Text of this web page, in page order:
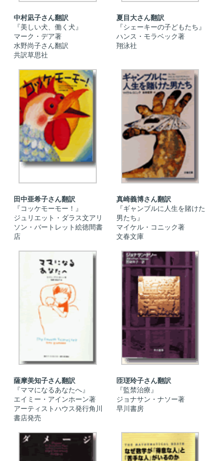
中村凪子さん翻訳
『美しい犬、働く犬』
マーク・デア著
水野尚子さん翻訳
共訳草思社
夏目大さん翻訳
『シェーキーの子どもたち』
ハンス・モラベック著
翔泳社
田中亜希子さん翻訳
『コッケモーモー！』
ジュリエット・ダラス文アリ
ソン・バートレット絵徳間書
店
真崎義博さん翻訳
『ギャンブルに人生を賭けた
男たち』
マイケル・コニック著
文春文庫
薩摩美知子さん翻訳
『ママになるあなたへ』
エイミー・アインホーン著
アーティストハウス発行角川
書店発売
匝瑳玲子さん翻訳
『監禁治療』
ジョナサン・ナソー著
早川書房